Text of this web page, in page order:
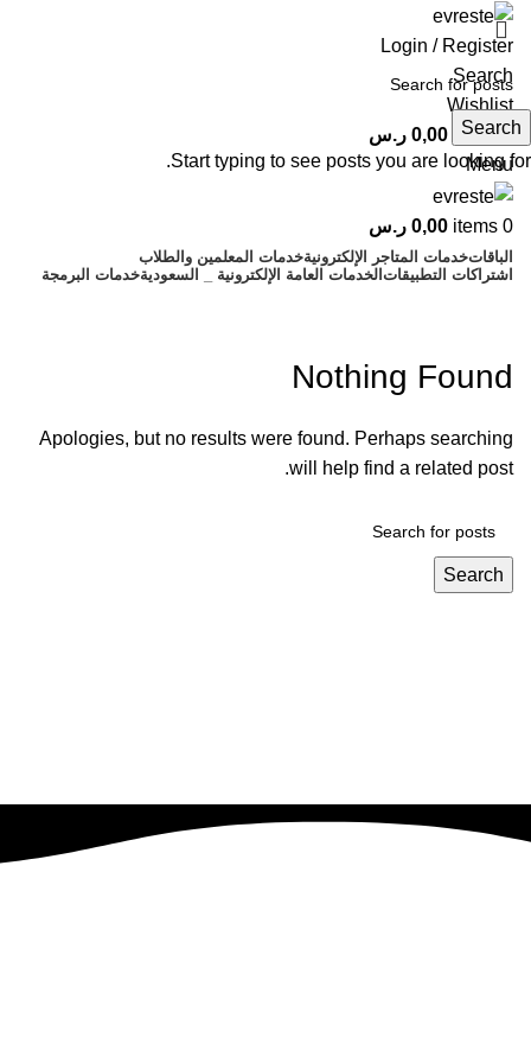
Login / Register
Search
Wishlist
0
items
0,00 ر.س
Menu
0
items
0,00 ر.س
الباقاتخدمات المتاجر الإلكترونيةخدمات المعلمين والطلاب
اشتراكات التطبيقاتالخدمات العامة الإلكترونية _ السعوديةخدمات البرمجة
Nothing Found
Apologies, but no results were found. Perhaps searching
will help find a related post.
Search
Search
Start typing to see posts you are looking for.